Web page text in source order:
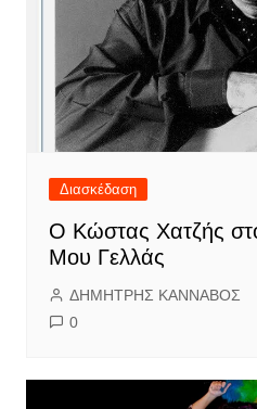
Διασκέδαση
Ο Κώστας Χατζής
Μου Γελλάς
ΔΗΜΗΤΡΗΣ ΚΑΝΝΑΒΟΣ
0